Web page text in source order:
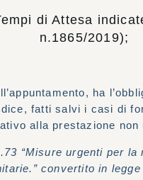
di Attesa
n.1865/2019);
ha
fatti salvi i casi di
alla prestazione
“Misure urgenti per
convertito in